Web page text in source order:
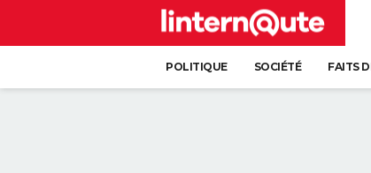
POLITIQUE SOCIÉTÉ FAITS